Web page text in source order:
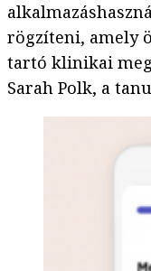
rögzíteni, amely
tartó klinikai
Sarah Polk, a